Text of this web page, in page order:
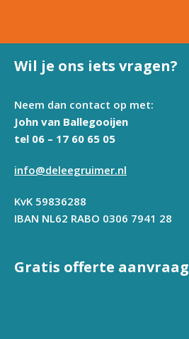
Wil je ons iets vragen?
Neem dan contact op met:
John van Ballegooijen
tel 06 – 17 60 65 05
info@deleegruimer.nl
KvK 59836288
IBAN NL62 RABO 0306 7941 28
Gratis offerte aanvraag